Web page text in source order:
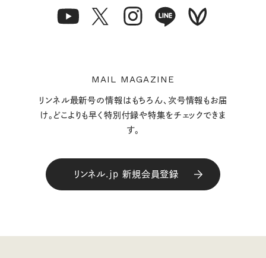
MAIL MAGAZINE
リンネル最新号の情報はもちろん、次号情報もお届
け。どこよりも早く特別付録や特集をチェックできま
す。
リンネル.jp 新規会員登録